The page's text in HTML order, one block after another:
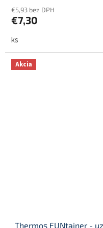
€5,93 bez DPH
€7,30
ks
Akcia
Thermos FUNtainer -